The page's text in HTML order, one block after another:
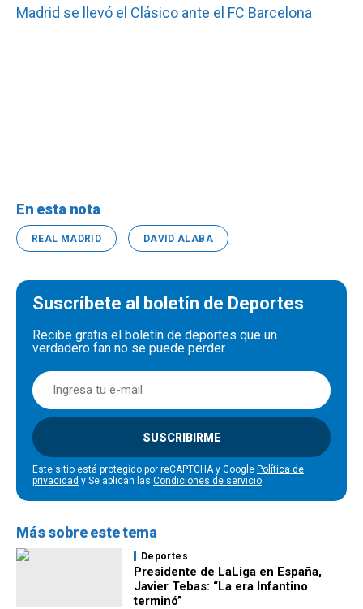
Madrid se llevó el Clásico ante el FC Barcelona
En esta nota
REAL MADRID DAVID ALABA
Suscríbete al boletín de Deportes
Recibe gratis el boletín de deportes que un
verdadero fan no se puede perder
SUSCRIBIRME
Este sitio está protegido por reCAPTCHA y Google Política de
privacidad y Se aplican las Condiciones de servicio.
Más sobre este tema
Deportes
Presidente de LaLiga en España,
Javier Tebas: “La era Infantino
terminó”